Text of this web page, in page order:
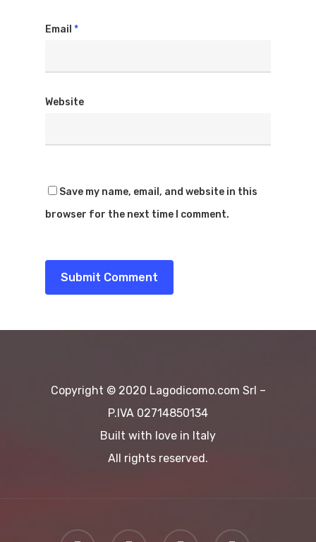
Email *
Website
Save my name, email, and website in this
browser for the next time I comment.
Copyright © 2020 Lagodicomo.com Srl –
P.IVA 02714850134
Built with love in Italy
All rights reserved.